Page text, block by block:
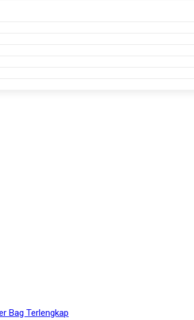
Bag Terlengkap